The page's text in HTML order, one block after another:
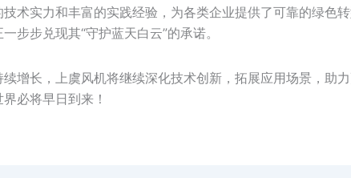
术实力和丰富的实践经验，为各类企业提供了可靠的绿色
步步兑现其“守护蓝天白云”的承诺。
增长，上虞风机将继续深化技术创新，拓展应用场景，助
必将早日到来！